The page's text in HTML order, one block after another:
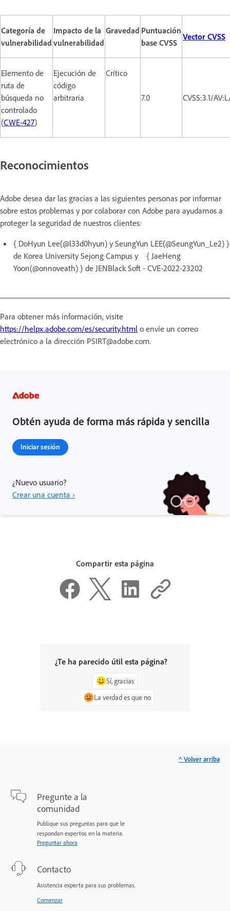
Categoría de
vulnerabilidad
Impacto de la
vulnerabilidad
Gravedad Puntuación
base CVSS
Vector CVSS
Elemento de
ruta de
búsqueda no
controlado
(CWE-427)
Ejecución de
código
arbitraria
Crítico
7.0 CVSS:3.1/
Reconocimientos
Adobe desea dar las gracias a las siguientes personas por informar
sobre estos problemas y por colaborar con Adobe para ayudarnos a
proteger la seguridad de nuestros clientes:
{ DoHyun Lee(@l33d0hyun) y SeungYun LEE(@SeungYun_Le2) }
de Korea University Sejong Campus y { JaeHeng
Yoon(@onnoveath) } de JENBlack Soft - CVE-2022-23202
Para obtener más información, visite
https://helpx.adobe.com/es/security.html o envíe un correo
electrónico a la dirección PSIRT@adobe.com.
Obtén ayuda de forma más rápida y sencilla
Iniciar sesión
¿Nuevo usuario?
Crear una cuenta ›
Compartir esta página
¿Te ha parecido útil esta página?
Sí, gracias
La verdad es que no
Pregunte a la
comunidad
Publique sus preguntas para que le
respondan expertos en la materia.
Preguntar ahora
Contacto
Asistencia experta para sus problemas.
Comenzar
^ Volver arriba